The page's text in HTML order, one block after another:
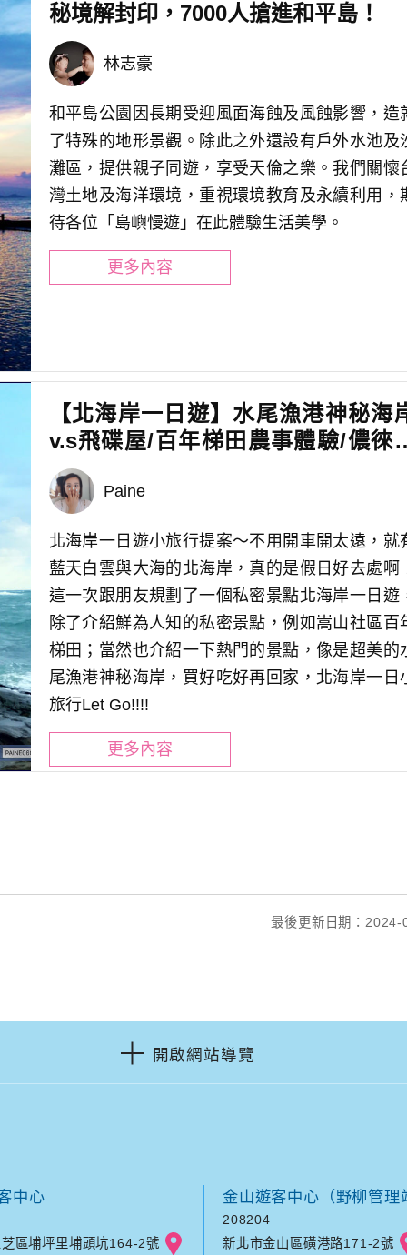
秘境解封印，7000人搶進和平島！
林志豪
和平島公園因長期受迎風面海蝕及風蝕影響，造
了特殊的地形景觀。除此之外還設有戶外水池及
灘區，提供親子同遊，享受天倫之樂。我們關懷
灣土地及海洋環境，重視環境教育及永續利用，
待各位「島嶼慢遊」在此體驗生活美學。
更多內容
【北海岸一日遊】水尾漁港神秘海
v.s飛碟屋/百年梯田農事體驗/儂徠
洋料理
Paine
北海岸一日遊小旅行提案～不用開車開太遠，就
藍天白雲與大海的北海岸，真的是假日好去處啊
這一次跟朋友規劃了一個私密景點北海岸一日遊
除了介紹鮮為人知的私密景點，例如嵩山社區百
梯田；當然也介紹一下熱門的景點，像是超美的
尾漁港神秘海岸，買好吃好再回家，北海岸一日
旅行Let Go!!!!
更多內容
最後更新日期：2024-
開啟網站導覽
中心
區埔坪里埔頭坑164-2號
金山遊客中心（野柳管理
208204
新北市金山區磺港路171-2號